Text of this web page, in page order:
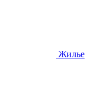
Жилье